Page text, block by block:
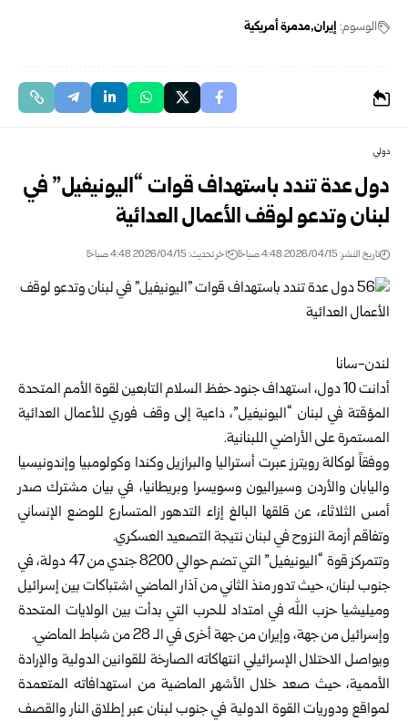
الوسوم: إيران مدمرة أمريكية
دولي
دول عدة تندد باستهداف قوات “اليونيفيل” في
لبنان وتدعو لوقف الأعمال العدائية
تاريخ النشر: 2026/04/15 4:48 صباحًا اخر تحديث: 2026/04/15 4:48 صباحًا
لندن-سانا
أدانت 10 دول، استهداف جنود حفظ السلام التابعين لقوة الأمم المتحدة
المؤقتة في لبنان “اليونيفيل”، داعية إلى وقف فوري للأعمال العدائية
المستمرة على الأراضي اللبنانية.
ووفقاً لوكالة رويترز عبرت أستراليا والبرازيل وكندا وكولومبيا وإندونيسيا
واليابان والأردن وسيراليون وسويسرا وبريطانيا، في بيان مشترك صدر
أمس الثلاثاء، عن قلقها البالغ إزاء التدهور المتسارع للوضع الإنساني
وتفاقم أزمة النزوح في لبنان نتيجة التصعيد العسكري.
وتتمركز قوة “اليونيفيل” التي تضم حوالي 8200 جندي من 47 دولة، في
جنوب لبنان، حيث تدور منذ الثاني من آذار الماضي اشتباكات بين إسرائيل
وميليشيا حزب الله في امتداد للحرب التي بدأت بين الولايات المتحدة
وإسرائيل من جهة، وإيران من جهة أخرى في الـ 28 من شباط الماضي.
ويواصل الاحتلال الإسرائيلي انتهاكاته الصارخة للقوانين الدولية والإرادة
الأممية، حيث صعد خلال الأشهر الماضية من استهدافاته المتعمدة
لمواقع ودوريات القوة الدولية في جنوب لبنان عبر إطلاق النار والقصف